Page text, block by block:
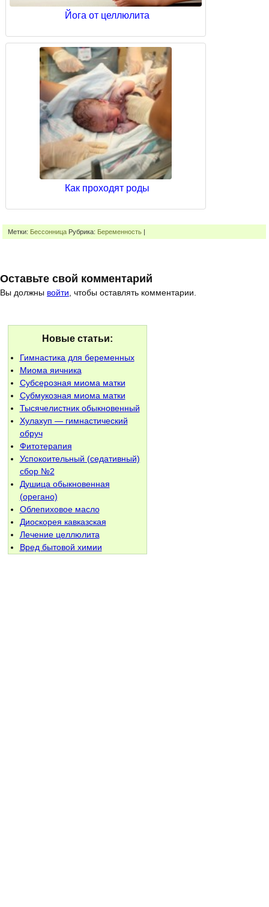
Йога от целлюлита
Как проходят роды
Метки: Бессонница Рубрика: Беременность |
Оставьте свой комментарий
Вы должны войти , чтобы оставлять комментарии.
Новые статьи:
Гимнастика для беременных
Миома яичника
Субсерозная миома матки
Субмукозная миома матки
Тысячелистник обыкновенный
Хулахуп — гимнастический
обруч
Фитотерапия
Успокоительный (седативный)
сбор №2
Душица обыкновенная
(орегано)
Облепиховое масло
Диоскорея кавказская
Лечение целлюлита
Вред бытовой химии